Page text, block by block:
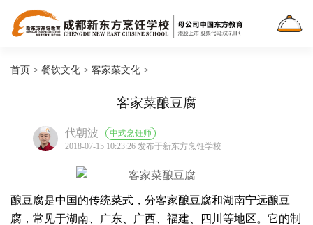
首页 > 餐饮文化 > 客家菜文化 >
客家菜酿豆腐
代朝波
中式烹饪师
2018-07-15 10:23:26 发布于新东方烹饪学校
酿豆腐是中国的传统菜式，分客家酿豆腐和湖南宁远酿豆
腐，常见于湖南、广东、广西、福建、四川等地区。它的制